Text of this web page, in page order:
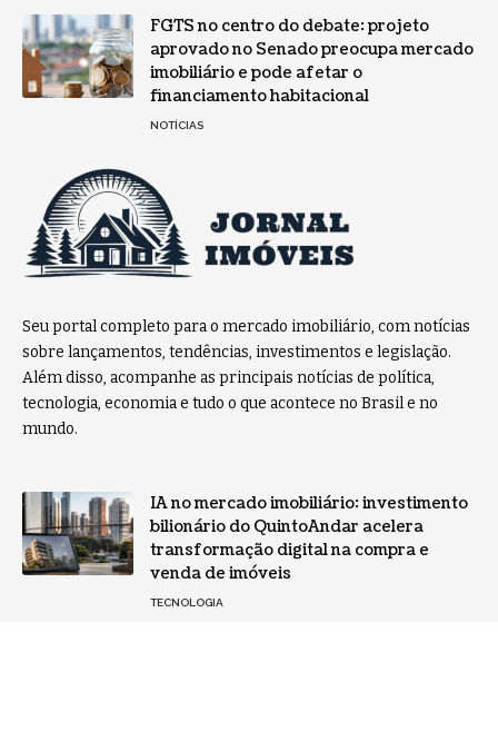
FGTS no centro do debate: projeto
aprovado no Senado preocupa mercado
imobiliário e pode afetar o
financiamento habitacional
NOTÍCIAS
Seu portal completo para o mercado imobiliário, com notícias
sobre lançamentos, tendências, investimentos e legislação.
Além disso, acompanhe as principais notícias de política,
tecnologia, economia e tudo o que acontece no Brasil e no
mundo.
IA no mercado imobiliário: investimento
bilionário do QuintoAndar acelera
transformação digital na compra e
venda de imóveis
TECNOLOGIA